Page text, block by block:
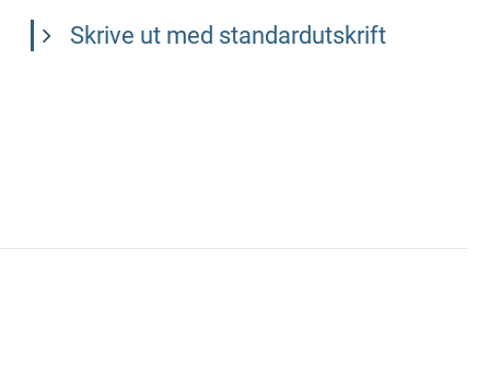
Skrive ut med standardutskrift